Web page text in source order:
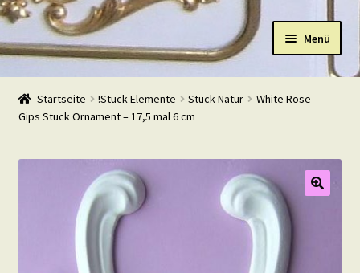
Navigation
Zum
Inhalt
Menü
Start
Shop
Warenkorb
Mein Konto
Startseite !Stuck Elemente Stuck Natur
White Rose –
Gips Stuck Ornament – 17,5 mal 6 cm